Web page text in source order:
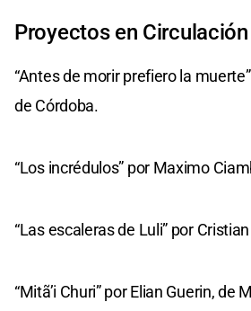
Proyectos en Circulación
“Antes de morir prefiero la
de Córdoba.
“Los incrédulos” por Maximo
“Las escaleras de Luli” por
“Mitã’i Churi” por Elian Guerin, de